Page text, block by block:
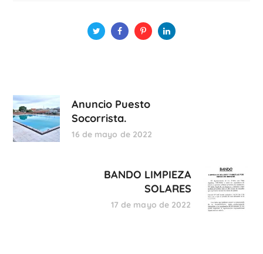
Anuncio Puesto
Socorrista.
16 de mayo de 2022
BANDO LIMPIEZA
SOLARES
17 de mayo de 2022